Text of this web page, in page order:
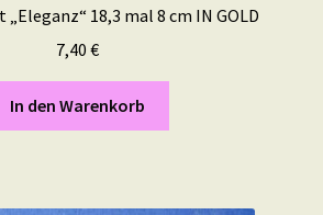
18,3 mal 8 cm IN GOLD
7,40 €
In den Warenkorb